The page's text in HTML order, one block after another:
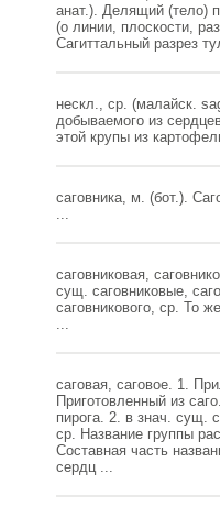
анат.). Делящий (тело)
(о линии, плоскости,
Сагиттальный разрез
нескл., ср. (малайск.
добываемого из
этой крупы из
саговника, м. (бот.).
...
саговниковая,
сущ. саговниковые,
саговникового, ср. То
...
саговая, саговое. 1.
Приготовленный из
пирога. 2. в знач. сущ.
ср. Название группы
Составная часть
сердц ...